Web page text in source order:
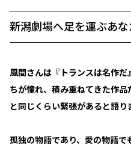
新潟劇場へ足を運ぶあな
風間さんは 『トランスは名作だ』
ちが憧れ、積み重ねてきた作
と同じくらい緊張があると語り
孤独の物語であり、愛の物語で